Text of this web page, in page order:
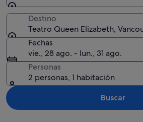
Destino
Teatro Queen Elizabeth,
Fechas
vie., 28 ago. - lun., 31 ago.
Personas
2 personas, 1 habitación
Buscar